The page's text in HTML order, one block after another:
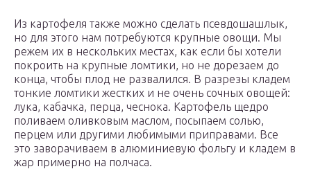
Из картофеля также можно сделать псевдошашлык,
но для этого нам потребуются крупные овощи. Мы
режем их в нескольких местах, как если бы хотели
покроить на крупные ломтики, но не дорезаем до
конца, чтобы плод не развалился. В разрезы кладем
тонкие ломтики жестких и не очень сочных овощей:
лука, кабачка, перца, чеснока. Картофель щедро
поливаем оливковым маслом, посыпаем солью,
перцем или другими любимыми приправами. Все
это заворачиваем в алюминиевую фольгу и кладем в
жар примерно на полчаса.